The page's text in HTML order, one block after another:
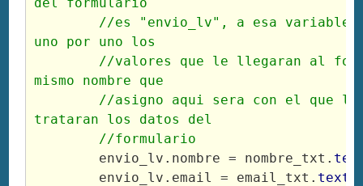
uno por uno los
mismo nombre que
trataran los datos del
	//formulario
	envio_lv.nombre = nombre_txt.
	envio_lv.email = email_txt.
text